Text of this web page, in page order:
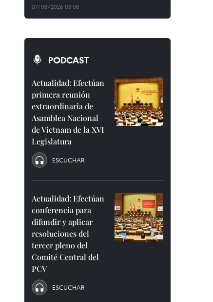
07/08/2026 03:08
PODCAST
Actualidad: Efectúan
primera reunión
extraordinaria de
Asamblea Nacional
de Vietnam de la XVI
Legislatura
ESCUCHAR
Actualidad: Efectúan
conferencia para
difundir y aplicar
resoluciones del
tercer pleno del
Comité Central del
PCV
ESCUCHAR